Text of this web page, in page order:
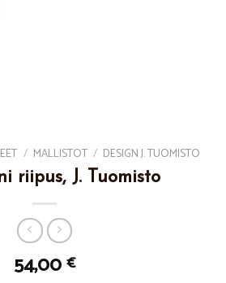
/ MALLISTOT / DESIGN J. TUOMISTO
riipus, J. Tuomisto
54,00 €